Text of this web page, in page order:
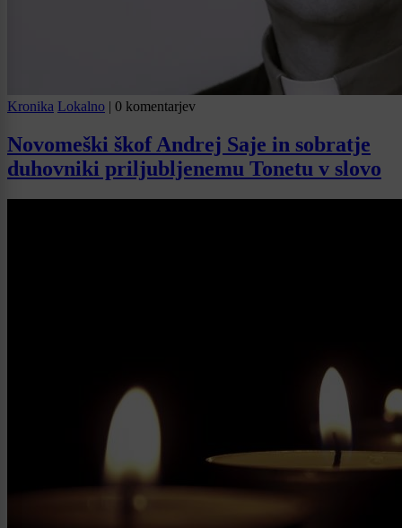
Kronika Lokalno | 0 komentarjev
Novomeški škof Andrej Saje in sobratje
duhovniki priljubljenemu Tonetu v slovo